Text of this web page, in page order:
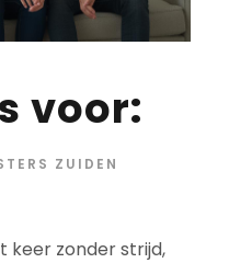
voor:
ZUIDEN
keer zonder strijd,